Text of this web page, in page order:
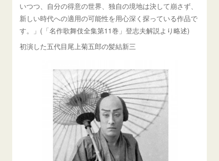
いつつ、自分の得意の世界、独自の境地は決して崩さず、
新しい時代への適用の可能性を用心深く探っている作品で
す。」(「名作歌舞伎全集第11巻」登志夫解説より略述)
初演した五代目尾上菊五郎の髪結新三